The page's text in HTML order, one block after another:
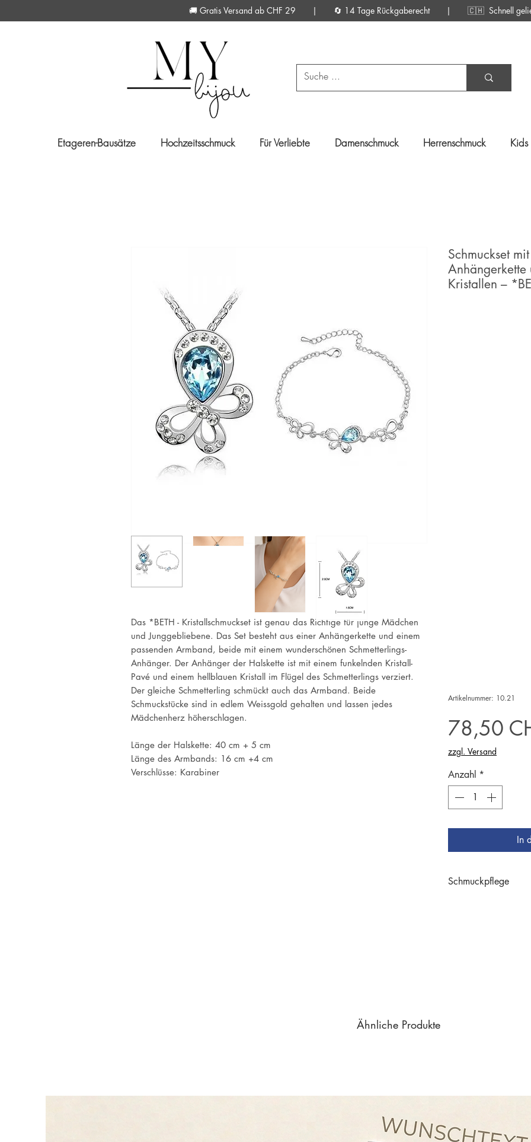
🚚 Gratis Versand ab CHF 29 | 🔄 14 Tage Rückgaberecht | 🇨🇭 Schnell
Etageren-Bausätze Hochzeitsschmuck Für Verliebte Damenschmuck Herrenschmuck Kids
Das *BETH - Kristallschmuckset ist genau das Richtige für junge Mädchen
und Junggebliebene. Das Set besteht aus einer Anhängerkette und einem
passenden Armband, beide mit einem wunderschönen Schmetterlings-
Anhänger. Der Anhänger der Halskette ist mit einem funkelnden Kristall-
Pavé und einem hellblauen Kristall im Flügel des Schmetterlings verziert.
Der gleiche Schmetterling schmückt auch das Armband. Beide
Schmuckstücke sind in edlem Weissgold gehalten und lassen jedes
Mädchenherz höherschlagen.
Länge der Halskette: 40 cm + 5 cm
Länge des Armbands: 16 cm +4 cm
Verschlüsse: Karabiner
Schmuckset
Kristallen –
Artikelnummer: 10.21
78,50
zzgl. Versand
Anzahl *
In
Schmuckpflege
Ähnliche Produkte